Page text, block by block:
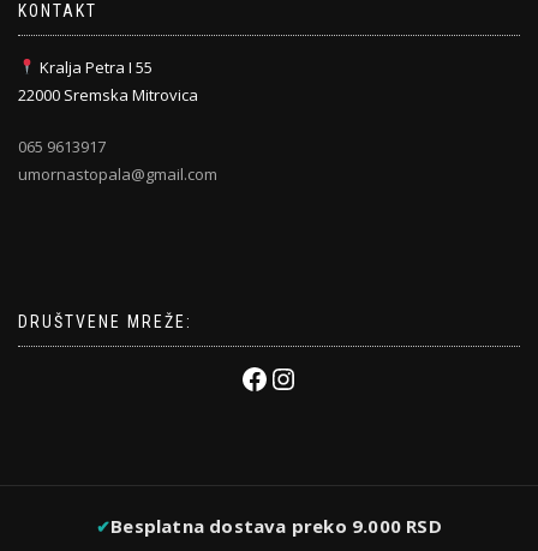
KONTAKT
Kralja Petra I 55
22000 Sremska Mitrovica
065 9613917
umornastopala@gmail.com
DRUŠTVENE MREŽE:
Besplatna dostava preko 9.000 RSD